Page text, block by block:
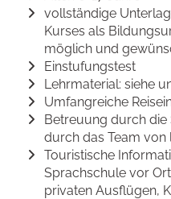
vollständige
Kurses als
möglich und
Einstufungstest
Lehrmaterial: siehe
Umfangreiche
Betreuung durch
durch das Team von
Touristische
Sprachschule vor
privaten Ausflügen,